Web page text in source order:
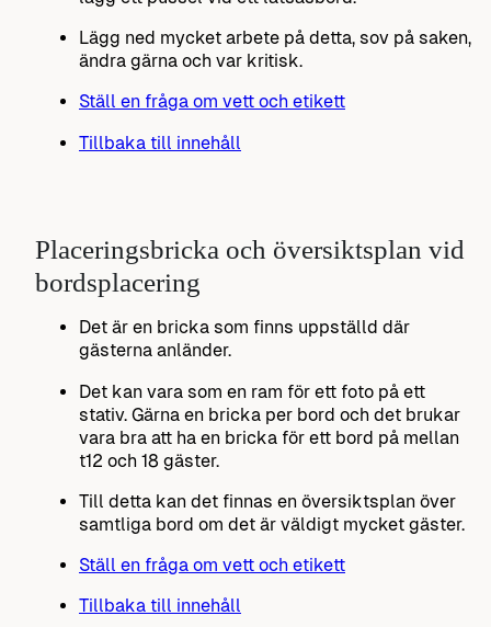
Lägg ned mycket arbete på detta, sov på saken,
ändra gärna och var kritisk.
Ställ en fråga om vett och etikett
Tillbaka till innehåll
Placeringsbricka och översiktsplan vid
bordsplacering
Det är en bricka som finns uppställd där
gästerna anländer.
Det kan vara som en ram för ett foto på ett
stativ. Gärna en bricka per bord och det brukar
vara bra att ha en bricka för ett bord på mellan
t12 och 18 gäster.
Till detta kan det finnas en översiktsplan över
samtliga bord om det är väldigt mycket gäster.
Ställ en fråga om vett och etikett
Tillbaka till innehåll